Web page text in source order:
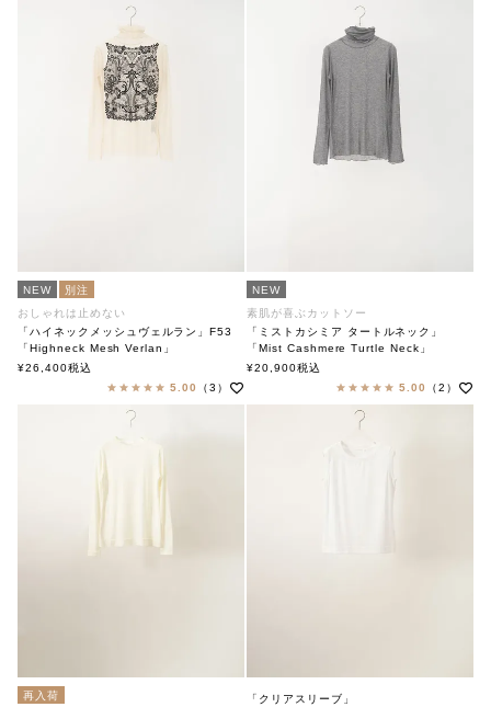
NEW
別注
おしゃれは止めない
「ハイネックメッシュヴェルラン」F53
「Highneck Mesh Verlan」
soutiencollar×ANTIPAST
¥26,400税込
5.00
（3）
NEW
素肌が喜ぶカットソー
「ミストカシミア タートルネック」
「Mist Cashmere Turtle Neck」
soutiencollar（ステンカラー）
¥20,900税込
5.00
（2）
再入荷
「クリアスリーブ」